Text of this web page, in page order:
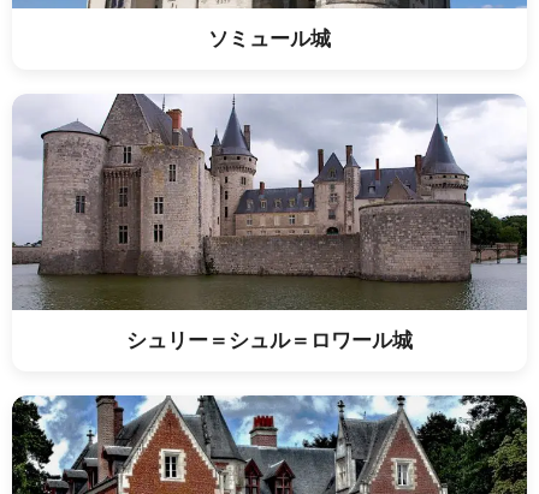
ソミュール城
シュリー＝シュル＝ロワール城